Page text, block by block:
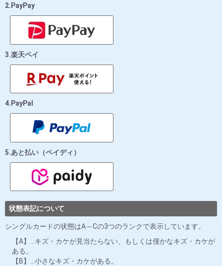
2.PayPay
3.楽天ペイ
4.PayPal
5.あと払い（ペイディ）
状態表記について
シングルカードの状態はA～Cの3つのランクで表示しています。
【A】…キズ・カケが見当たらない、もしくは僅かなキズ・カケが
ある。
【B】…小さなキズ・カケがある。